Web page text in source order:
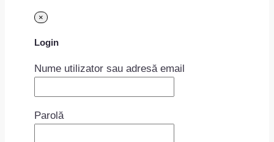
×
Login
Nume utilizator sau adresă email
Parolă